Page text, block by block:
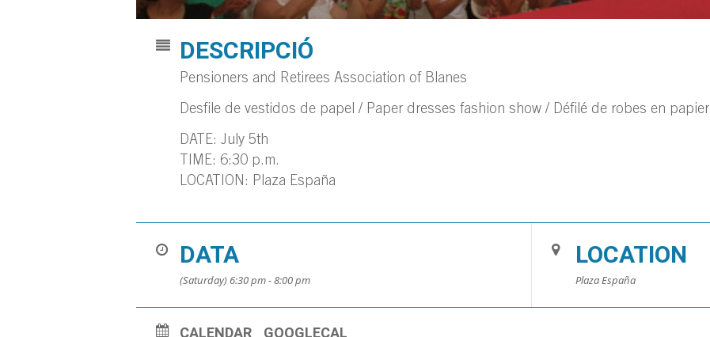
DESCRIPCIÓ
Pensioners and Retirees Association of Blanes
Desfile de vestidos de papel / Paper dresses fashion show / Défilé de robes en papier
DATE: July 5th
TIME: 6:30 p.m.
LOCATION: Plaza España
DATA
(Saturday) 6:30 pm - 8:00 pm
LOCATION
Plaza España
CALENDAR GOOGLECAL